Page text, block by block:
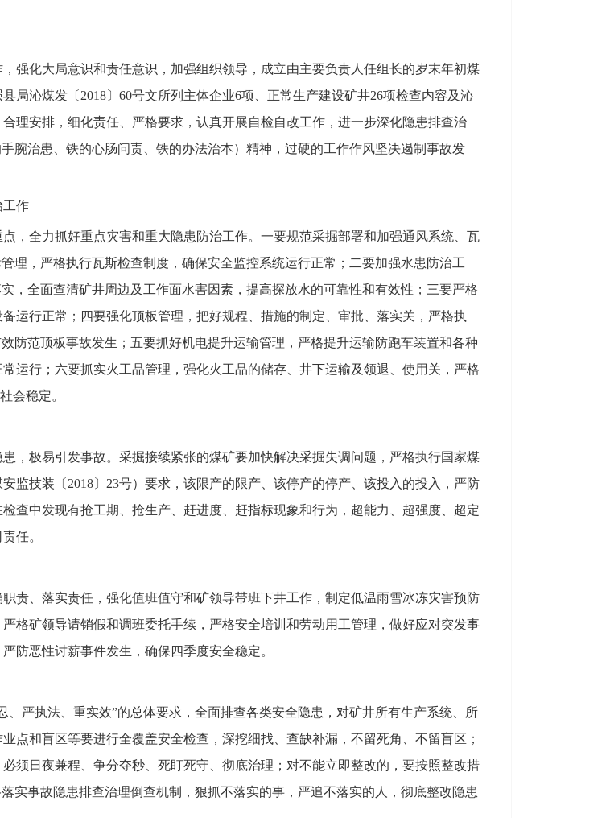
化大局意识和责任意识，加强组织领导，成立由主要负责人任组长的岁末年初煤
局沁煤发〔2018〕60号文所列主体企业6项、正常生产建设矿井26项检查内容及沁
理安排，细化责任、严格要求，认真开展自检自改工作，进一步深化隐患排查治
腕治患、铁的心肠问责、铁的办法治本）精神，过硬的工作作风坚决遏制事故发
作
全力抓好重点灾害和重大隐患防治工作。一要规范采掘部署和加强通风系统、瓦
理，严格执行瓦斯检查制度，确保安全监控系统运行正常；二要加强水患防治工
，全面查清矿井周边及工作面水害因素，提高探放水的可靠性和有效性；三要严格
运行正常；四要强化顶板管理，把好规程、措施的制定、审批、落实关，严格执
防范顶板事故发生；五要抓好机电提升运输管理，严格提升运输防跑车装置和各种
运行；六要抓实火工品管理，强化火工品的储存、井下运输及领退、使用关，严格
会稳定。
极易引发事故。采掘接续紧张的煤矿要加快解决采掘失调问题，严格执行国家煤
监技装〔2018〕23号）要求，该限产的限产、该停产的停产、该投入的投入，严防
查中发现有抢工期、抢生产、赶进度、赶指标现象和行为，超能力、超强度、超定
任。
、落实责任，强化值班值守和矿领导带班下井工作，制定低温雨雪冰冻灾害预防
格矿领导请销假和调班委托手续，严格安全培训和劳动用工管理，做好应对突发事
防恶性讨薪事件发生，确保四季度安全稳定。
严执法、重实效”的总体要求，全面排查各类安全隐患，对矿井所有生产系统、所
点和盲区等要进行全覆盖安全检查，深挖细找、查缺补漏，不留死角、不留盲区；
须日夜兼程、争分夺秒、死盯死守、彻底治理；对不能立即整改的，要按照整改措
实事故隐患排查治理倒查机制，狠抓不落实的事，严追不落实的人，彻底整改隐患